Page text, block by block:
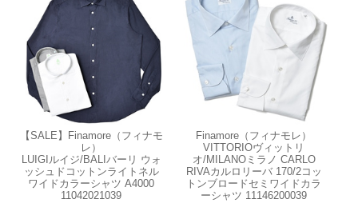
【SALE】
Finamore（フィナモ
レ）
LUIGIルイジ/BALIバーリ ウォ
ッシュドコットンライトネル
ワイドカラーシャツ A4000
11042021039
Finamore（フィナモレ）
VITTORIOヴィットリ
オ/MILANOミラノ CARLO
RIVAカルロリーバ 170/2コッ
トンブロードセミワイドカラ
ーシャツ 11146200039